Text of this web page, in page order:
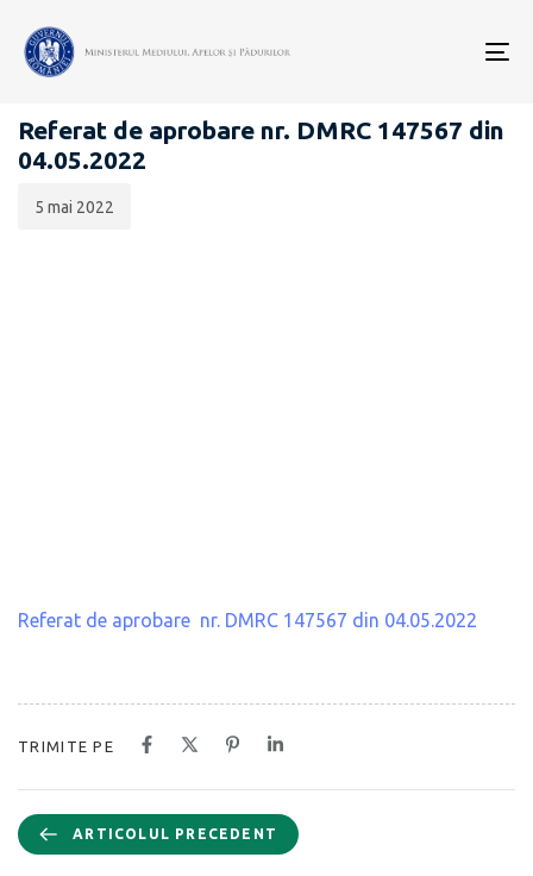
ATRIBUIRE - VÂNĂTOARE
Referat de aprobare nr. DMRC 147567 din
04.05.2022
publicării:
5 mai 2022
Referat de aprobare nr. DMRC 147567 din 04.05.2022
TRIMITE PE
ARTICOLUL PRECEDENT